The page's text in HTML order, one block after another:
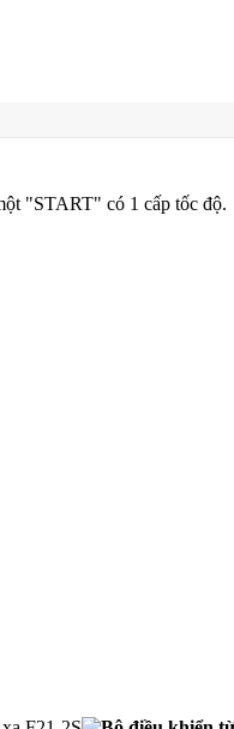
"START" có 1 cấp tốc độ.